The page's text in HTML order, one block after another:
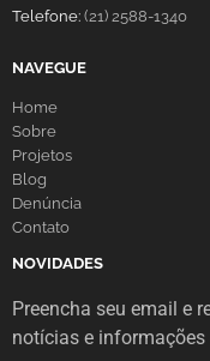
Telefone: (21) 2588-1340
NAVEGUE
Home
Sobre
Projetos
Blog
Denúncia
Contato
NOVIDADES
Preencha seu email e
notícias e informações